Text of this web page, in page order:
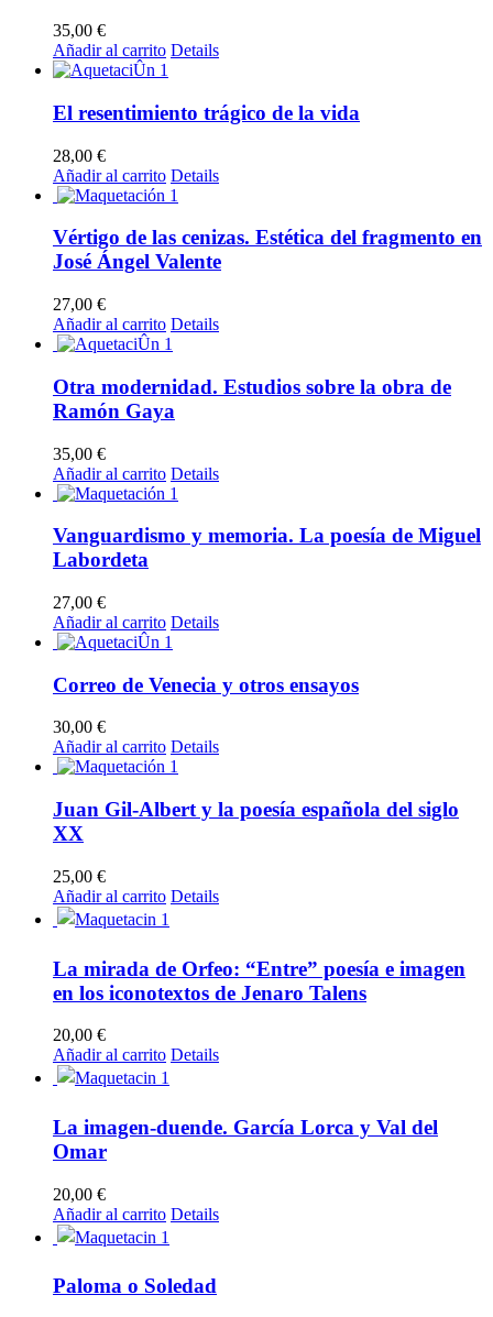
35,00 €
Añadir al carrito Details
El resentimiento trágico de la vida
28,00 €
Añadir al carrito Details
Vértigo de las cenizas. Estética del fragmento en
José Ángel Valente
27,00 €
Añadir al carrito Details
Otra modernidad. Estudios sobre la obra de
Ramón Gaya
35,00 €
Añadir al carrito Details
Vanguardismo y memoria. La poesía de Miguel
Labordeta
27,00 €
Añadir al carrito Details
Correo de Venecia y otros ensayos
30,00 €
Añadir al carrito Details
Juan Gil-Albert y la poesía española del siglo
XX
25,00 €
Añadir al carrito Details
La mirada de Orfeo: “Entre” poesía e imagen
en los iconotextos de Jenaro Talens
20,00 €
Añadir al carrito Details
La imagen-duende. García Lorca y Val del
Omar
20,00 €
Añadir al carrito Details
Paloma o Soledad